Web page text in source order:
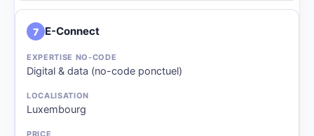
7 E-Connect
Digital & data (no-code ponctuel)
Luxembourg